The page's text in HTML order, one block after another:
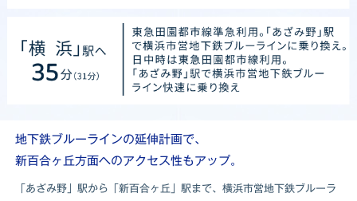
地下鉄ブルーラインの延伸計画で、
新百合ヶ丘方面へのアクセス性もアップ。
「あざみ野」駅から「新百合ヶ丘」駅まで、横浜市営地下鉄ブルーラ